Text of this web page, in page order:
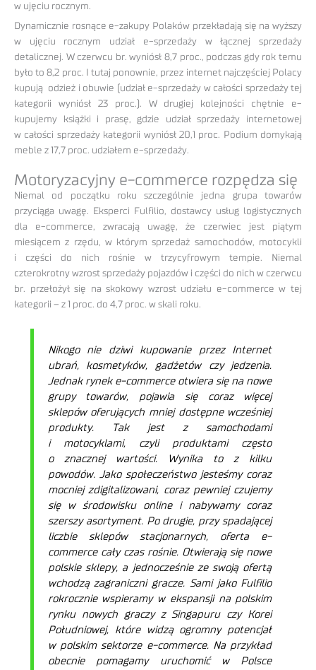
w ujęciu rocznym.
Dynamicznie rosnące e-zakupy Polaków przekładają się na wyższy
w ujęciu rocznym udział e-sprzedaży w łącznej sprzedaży
detalicznej. W czerwcu br. wyniósł 8,7 proc., podczas gdy rok temu
było to 8,2 proc. I tutaj ponownie, przez internet najczęściej Polacy
kupują odzież i obuwie (udział e-sprzedaży w całości sprzedaży tej
kategorii wyniósł 23 proc.). W drugiej kolejności chętnie e-
kupujemy książki i prasę, gdzie udział sprzedaży internetowej
w całości sprzedaży kategorii wyniósł 20,1 proc. Podium domykają
meble z 17,7 proc. udziałem e-sprzedaży.
Motoryzacyjny e-commerce rozpędza się
Niemal od początku roku szczególnie jedna grupa towarów
przyciąga uwagę. Eksperci Fulfilio, dostawcy usług logistycznych
dla e-commerce, zwracają uwagę, że czerwiec jest piątym
miesiącem z rzędu, w którym sprzedaż samochodów, motocykli
i części do nich rośnie w trzycyfrowym tempie. Niemal
czterokrotny wzrost sprzedaży pojazdów i części do nich w czerwcu
br. przełożył się na skokowy wzrost udziału e-commerce w tej
kategorii – z 1 proc. do 4,7 proc. w skali roku.
Nikogo nie dziwi kupowanie przez Internet
ubrań, kosmetyków, gadżetów czy jedzenia.
Jednak rynek e-commerce otwiera się na nowe
grupy towarów, pojawia się coraz więcej
sklepów oferujących mniej dostępne wcześniej
produkty. Tak jest z samochodami
i motocyklami, czyli produktami często
o znacznej wartości. Wynika to z kilku
powodów. Jako społeczeństwo jesteśmy coraz
mocniej zdigitalizowani, coraz pewniej czujemy
się w środowisku online i nabywamy coraz
szerszy asortyment. Po drugie, przy spadającej
liczbie sklepów stacjonarnych, oferta e-
commerce cały czas rośnie. Otwierają się nowe
polskie sklepy, a jednocześnie ze swoją ofertą
wchodzą zagraniczni gracze. Sami jako Fulfilio
rokrocznie wspieramy w ekspansji na polskim
rynku nowych graczy z Singapuru czy Korei
Południowej, które widzą ogromny potencjał
w polskim sektorze e-commerce. Na przykład
obecnie pomagamy uruchomić w Polsce